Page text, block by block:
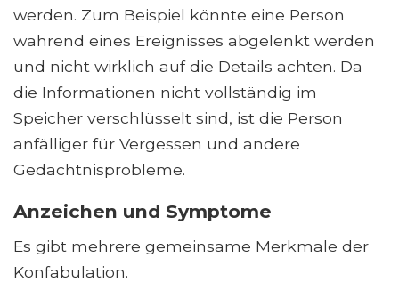
werden. Zum Beispiel könnte eine Person
während eines Ereignisses abgelenkt werden
und nicht wirklich auf die Details achten. Da
die Informationen nicht vollständig im
Speicher verschlüsselt sind, ist die Person
anfälliger für Vergessen und andere
Gedächtnisprobleme.
Anzeichen und Symptome
Es gibt mehrere gemeinsame Merkmale der
Konfabulation.